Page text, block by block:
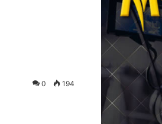
0 194